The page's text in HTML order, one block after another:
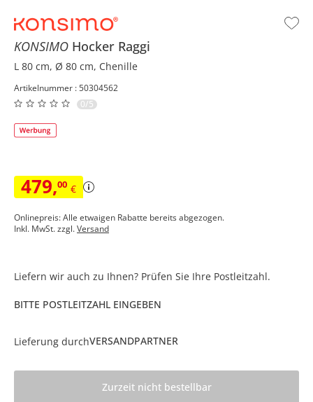
KONSIMO Hocker Raggi
L 80 cm, Ø 80 cm, Chenille
Artikelnummer : 50304562
0/5
479,00 €
Onlinepreis: Alle etwaigen Rabatte bereits abgezogen.
Inkl. MwSt. zzgl.Versand
Liefern wir auch zu Ihnen? Prüfen Sie Ihre Postleitzahl.
BITTE POSTLEITZAHL EINGEBEN
Lieferung durchVERSANDPARTNER
Zurzeit nicht bestellbar